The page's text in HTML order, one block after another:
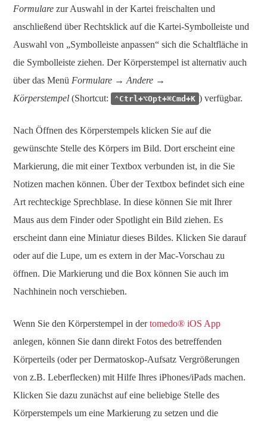
Formulare zur Auswahl in der Kartei freischalten und
anschließend über Rechtsklick auf die Kartei-Symbolleiste und
Auswahl von „Symbolleiste anpassen“ sich die Schaltfläche in
die Symbolleiste ziehen. Der Körperstempel ist alternativ auch
über das Menü Formulare → Andere →
Körperstempel (Shortcut: ⌃Ctrl+⌥Opt+⌘Cmd+K ) verfügbar.
Nach Öffnen des Körperstempels klicken Sie auf die
gewünschte Stelle des Körpers im Bild. Dort erscheint eine
Markierung, die mit einer Textbox verbunden ist, in die Sie
Notizen machen können. Über der Textbox befindet sich eine
Art rechteckige Sprechblase. In diese können Sie mit Ihrer
Maus aus dem Finder oder Spotlight ein Bild ziehen. Es
erscheint dann eine Miniatur dieses Bildes. Klicken Sie darauf
oder auf die Lupe, um es extern in der Mac-Vorschau zu
öffnen. Die Markierung und die Box können Sie auch im
Nachhinein noch verschieben.
Wenn Sie den Körperstempel in dertomedo® iOS App
anlegen, können Sie dann direkt Fotos des betreffenden
Körperteils (oder per Dermatoskop-Aufsatz Vergrößerungen
von z.B. Leberflecken) mit Hilfe Ihres iPhones/iPads machen.
Klicken Sie dazu zunächst auf eine beliebige Stelle des
Körperstempels um eine Markierung zu setzen und die